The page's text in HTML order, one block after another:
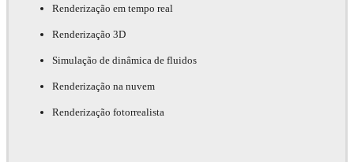
Renderização em tempo real
Renderização 3D
Simulação de dinâmica de fluidos
Renderização na nuvem
Renderização fotorrealista